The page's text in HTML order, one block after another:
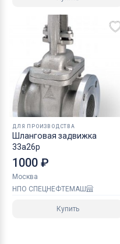
ДЛЯ ПРОИЗВОДСТВА
Шланговая задвижка
33а26р
1000 ₽
Москва
НПО СПЕЦНЕФТЕМАШ
Купить